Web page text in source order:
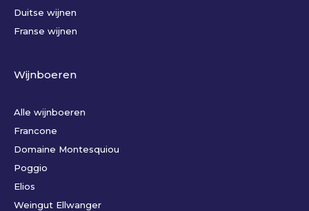
Duitse wijnen
Franse wijnen
Wijnboeren
Alle wijnboeren
Francone
Domaine Montesquiou
Poggio
Elios
Weingut Ellwanger